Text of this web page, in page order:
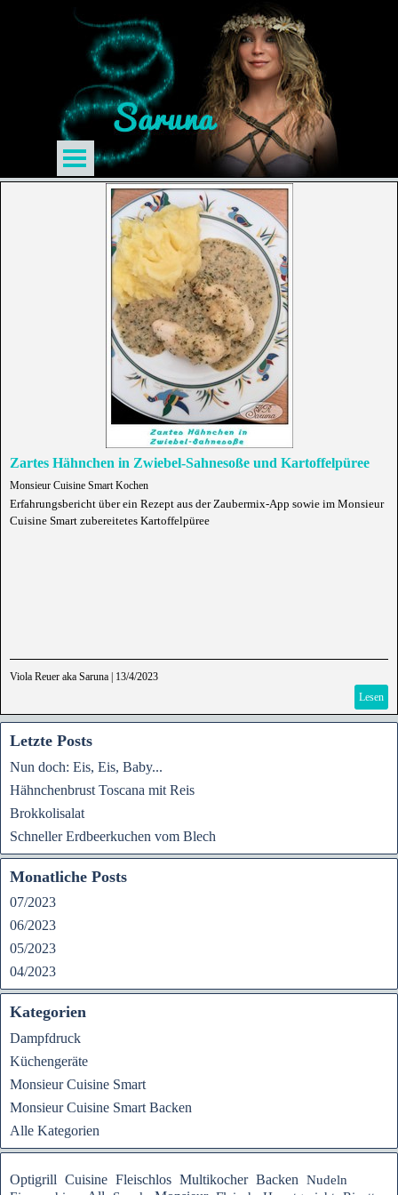
Zartes Hähnchen in Zwiebel-Sahnesoße und Kartoffelpüree
Monsieur Cuisine Smart Kochen
Erfahrungsbericht über ein Rezept aus der Zaubermix-App sowie im Monsieur
Cuisine Smart zubereitetes Kartoffelpüree
Viola Reuer aka Saruna
13/4/2023
Lesen
Letzte Posts
Nun doch: Eis, Eis, Baby...
Hähnchenbrust Toscana mit Reis
Brokkolisalat
Schneller Erdbeerkuchen vom Blech
Monatliche Posts
07/2023
06/2023
05/2023
04/2023
Kategorien
Dampfdruck
Küchengeräte
Monsieur Cuisine Smart
Monsieur Cuisine Smart Backen
Alle Kategorien
Optigrill Cuisine Fleischlos Multikocher Backen
Nudeln